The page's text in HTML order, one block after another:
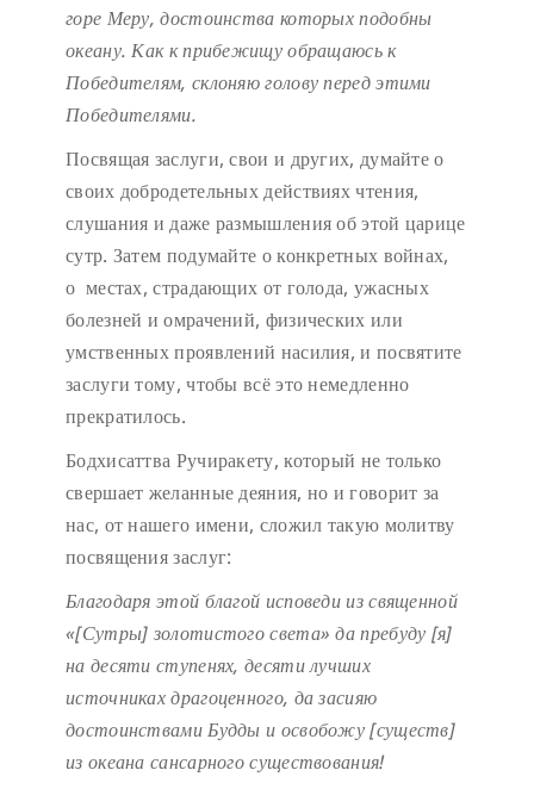
горе Меру, достоинства которых подобны
океану. Как к прибежищу обращаюсь к
Победителям, склоняю голову перед этими
Победителями.
Посвящая заслуги, свои и других, думайте о
своих добродетельных действиях чтения,
слушания и даже размышления об этой царице
сутр. Затем подумайте о конкретных войнах,
о местах, страдающих от голода, ужасных
болезней и омрачений, физических или
умственных проявлений насилия, и посвятите
заслуги тому, чтобы всё это немедленно
прекратилось.
Бодхисаттва Ручиракету, который не только
свершает желанные деяния, но и говорит за
нас, от нашего имени, сложил такую молитву
посвящения заслуг:
Благодаря этой благой исповедииз священной
«[Сутры] золотистого света» да пребуду [я]
на десяти ступенях, десяти лучших
источниках драгоценного, да засияю
достоинствами Будды и освобожу [существ]
из океана сансарного существования!